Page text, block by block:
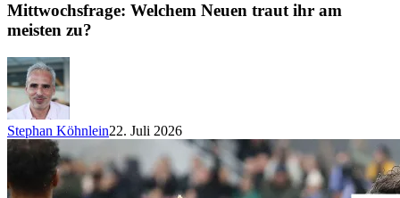
Mittwochsfrage: Welchem Neuen traut ihr am
meisten zu?
Stephan Köhnlein22. Juli 2026